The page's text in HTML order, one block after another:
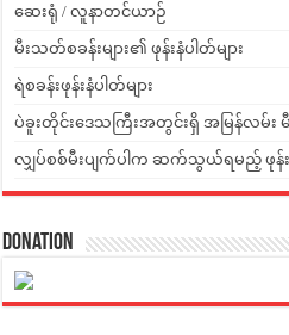
ဆေးရုံ / လူနာတင်ယာဉ်
မီးသတ်စခန်းများ၏ ဖုန်းနံပါတ်များ
ရဲစခန်းဖုန်းနံပါတ်များ
ပဲခူးတိုင်းဒေသကြီးအတွင်းရှိ အမြန်လမ်း မီ
လျှပ်စစ်မီးပျက်ပါက ဆက်သွယ်ရမည့် ဖုန်းနံ
Donation